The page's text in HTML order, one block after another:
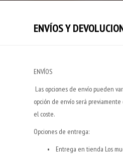
ENVÍOS Y
ENVÍOS
Las opciones de envío pueden
opción de envío será
el coste.
Opciones de entrega:
• Entrega en tienda Los